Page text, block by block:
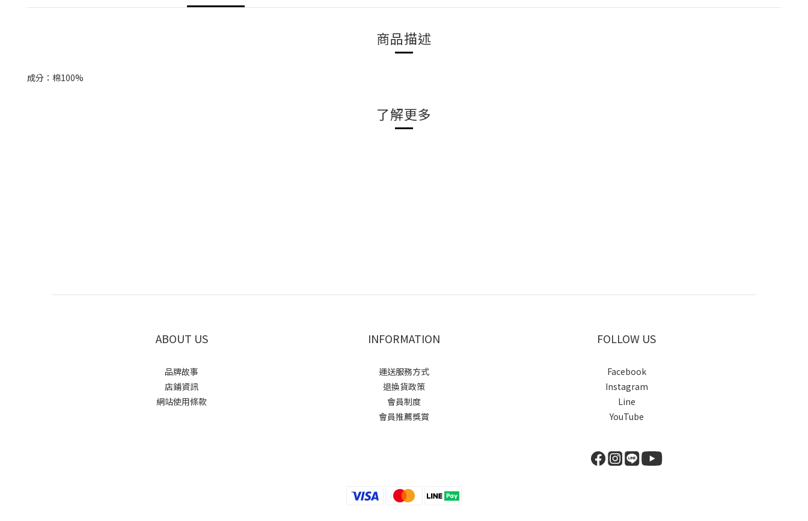
商品描述
成分：棉100%
了解更多
ABOUT US
品牌故事
店鋪資訊
網站使用條款
INFORMATION
運送服務方式
退換貨政策
會員制度
會員推薦獎賞
FOLLOW US
Facebook
Instagram
Line
YouTube